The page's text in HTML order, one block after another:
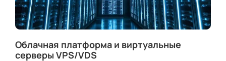
Облачная платформа и виртуальные
серверы VPS/VDS